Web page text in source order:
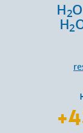
H2
H2